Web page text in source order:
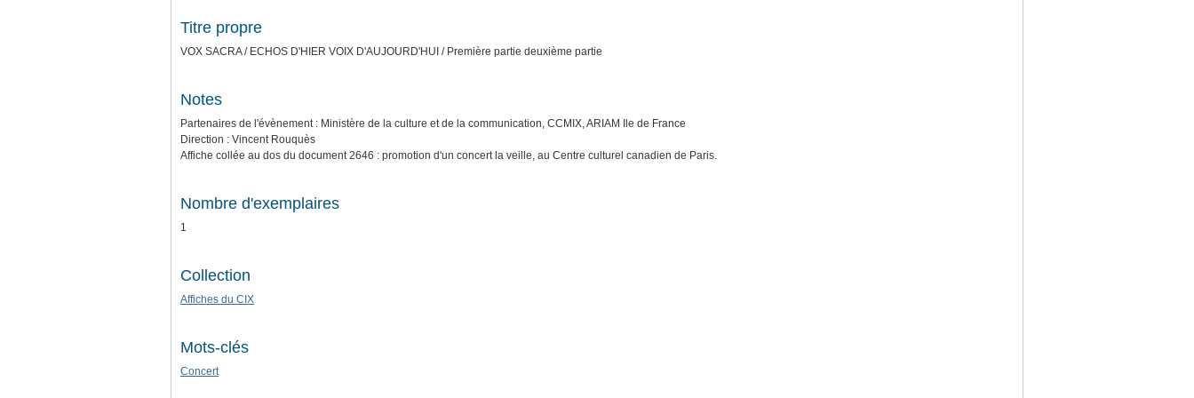
Titre propre
VOX SACRA / ECHOS D'HIER VOIX D'AUJOURD'HUI / Première partie deuxième partie
Notes
Partenaires de l'évènement : Ministère de la culture et de la communication, CCMIX, ARIAM Ile de France
Direction : Vincent Rouquès
Affiche collée au dos du document 2646 : promotion d'un concert la veille, au Centre culturel canadien de Paris.
Nombre d'exemplaires
1
Collection
Affiches du CIX
Mots-clés
Concert